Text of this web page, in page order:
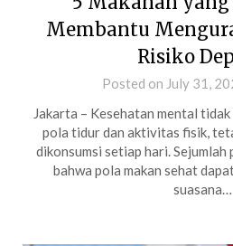
Membantu
Risiko
Posted on July 31,
Jakarta – Kesehatan mental
pola tidur dan aktivitas fisik,
dikonsumsi setiap hari. Sejumlah
bahwa pola makan sehat
suasana…